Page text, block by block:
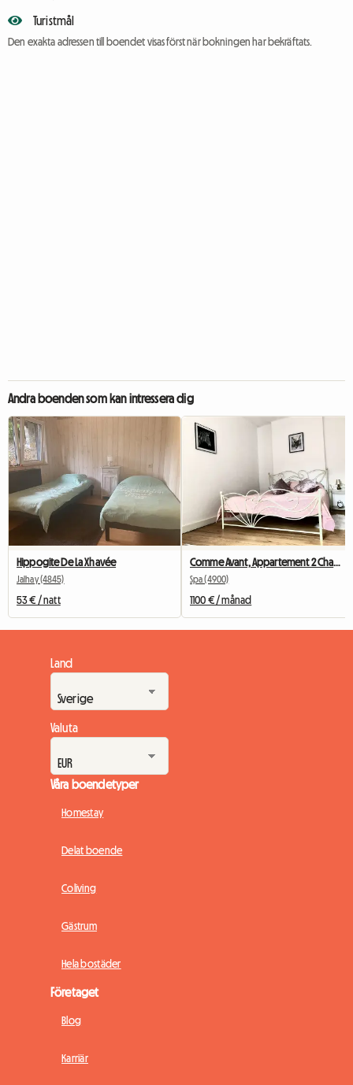
Turistmål
Den exakta adressen till boendet visas först när bokningen har bekräftats.
Andra boenden som kan intressera dig
Hippogite De La Xhavée
Jalhay (4845)
53 € / natt
Spa (4900)
1100 € / månad
Land
Valuta
Våra boendetyper
Homestay
Delat boende
Coliving
Gästrum
Hela bostäder
Företaget
Blog
Karriär